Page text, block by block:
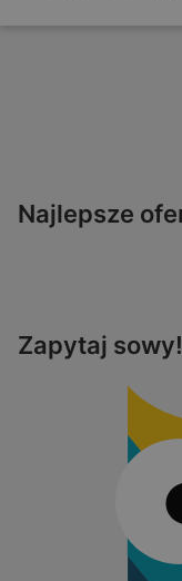
Najlepsze
Zapytaj sowy!